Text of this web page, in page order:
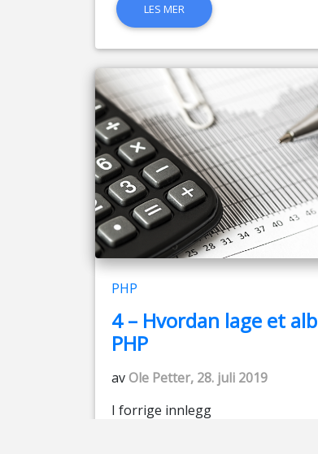
LES MER
PHP
4 – Hvordan lage et
PHP
avOle Petter, 28. juli 2019
I forrige innlegg